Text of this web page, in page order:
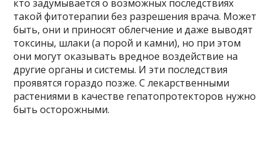
кто задумывается о возможных последствиях
такой фитотерапии без разрешения врача. Может
быть, они и приносят облегчение и даже выводят
токсины, шлаки (а порой и камни), но при этом
они могут оказывать вредное воздействие на
другие органы и системы. И эти последствия
проявятся гораздо позже. С лекарственными
растениями в качестве гепатопротекторов нужно
быть осторожными.